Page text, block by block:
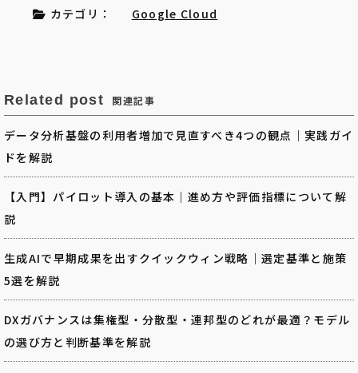
カテゴリ： Google Cloud
Related post 関連記事
データ分析基盤の利用者増加で見直すべき4つの観点｜実践ガイ
ドを解説
【入門】パイロット導入の基本｜進め方や評価指標について解
説
生成AIで早期成果を出すクイックウィン戦略｜選定基準と施策
5選を解説
DXガバナンスは集権型・分散型・連邦型のどれが最適？モデル
の選び方と判断基準を解説